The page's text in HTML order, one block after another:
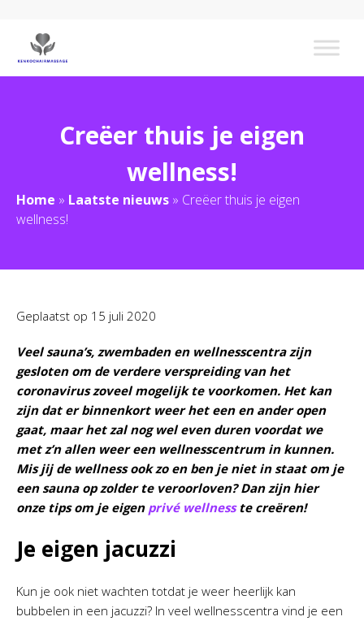
Creëer thuis je eigen
wellness!
Home » Laatste nieuws » Creëer thuis je eigen
wellness!
Geplaatst op 15 juli 2020
Veel sauna’s, zwembaden en wellnesscentra zijn
gesloten om de verdere verspreiding van het
coronavirus zoveel mogelijk te voorkomen. Het kan
zijn dat er binnenkort weer het een en ander open
gaat, maar het zal nog wel even duren voordat we
met z’n allen weer een wellnesscentrum in kunnen.
Mis jij de wellness ook zo en ben je niet in staat om je
een sauna op zolder te veroorloven? Dan zijn hier
onze tips om je eigen privé wellnesste creëren!
Je eigen jacuzzi
Kun je ook niet wachten totdat je weer heerlijk kan
bubbelen in een jacuzzi? In veel wellnesscentra vind je een